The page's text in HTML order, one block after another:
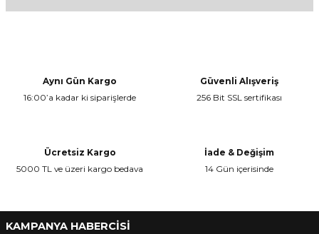
Ürün resmi kalitesiz, bozuk veya görüntülenemiyor.
Aynı Gün Kargo
16:00’a kadar ki siparişlerde
Güvenli Alışveriş
256 Bit SSL sertifikası
Ücretsiz Kargo
5000 TL ve üzeri kargo bedava
İade & Değişim
14 Gün içerisinde
KAMPANYA HABERCİSİ